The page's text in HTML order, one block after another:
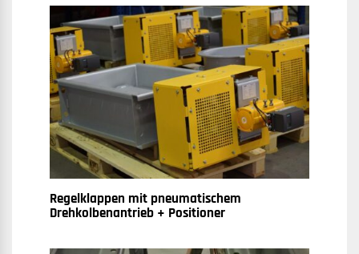
Regelklappen mit pneumatischem
Drehkolbenantrieb + Positioner